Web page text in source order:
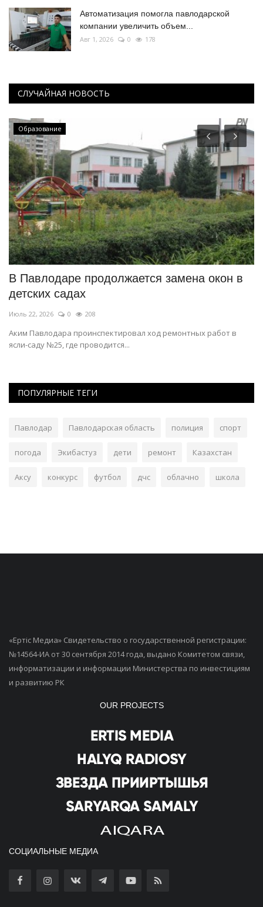
Автоматизация помогла павлодарской
компании увеличить объем...
Авг 1, 2026 0 178
СЛУЧАЙНАЯ НОВОСТЬ
Образование
В Павлодаре продолжается замена окон в
детских садах
Июль 22, 2026 0 208
Аким Павлодара проинспектировал ход ремонтных работ в
ясли-саду №25, где проводится...
ПОПУЛЯРНЫЕ ТЕГИ
Павлодар Павлодарская область полиция спорт
погода Экибастуз дети ремонт Казахстан
Аксу конкурс футбол дчс облачно школа
«Ертiс Медиа» Свидетельство о государственной регистрации:
№14564-ИА от 30 сентября 2014 года, выдано Комитетом связи,
информатизации и информации Министерства по инвестициям
и развитию РК
OUR PROJECTS
СОЦИАЛЬНЫЕ МЕДИА